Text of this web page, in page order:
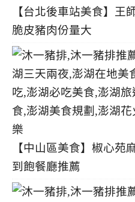
【台北後車站美食】王
脆皮豬肉份量大
【中山區美食】椒心苑
到飽餐廳推薦